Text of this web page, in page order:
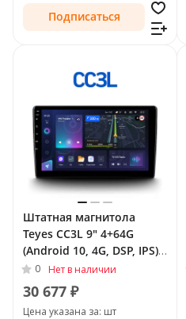
Подписаться
Штатная магнитола
Teyes CC3L 9" 4+64G
(Android 10, 4G, DSP, IPS)
для Audi TT II (8J)
Рестайлинг 2010 - 2014
0 Нет в наличии
30 677 ₽
Цена указана за: шт